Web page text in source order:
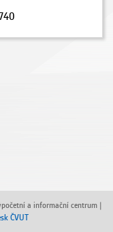
a informační centrum |
ČVUT